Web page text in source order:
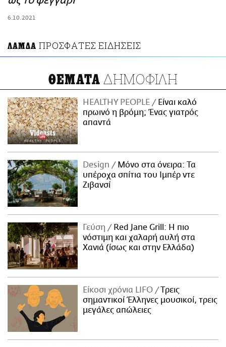
6.10.2021
ΛΑΜΔΑ ΠΡΟΣΦΑΤΕΣ ΕΙΔΗΣΕΙΣ
ΘΕΜΑΤΑ ΔΗΜΟΦΙΛΗ
HEALTHY PEOPLE
Είναι καλό
πρωινό η βρόμη; Ένας γιατρός
απαντά
Design
Μόνο στα όνειρα: Τα
υπέροχα σπίτια του Ιμπέρ ντε
Ζιβανσί
Γεύση
Red Jane Grill: Η πιο
νόστιμη και χαλαρή αυλή στα
Χανιά (ίσως και στην Ελλάδα)
Είκοσι χρόνια LIFO
Tρεις
σημαντικοί Έλληνες μουσικοί, τρεις
μεγάλες απώλειες